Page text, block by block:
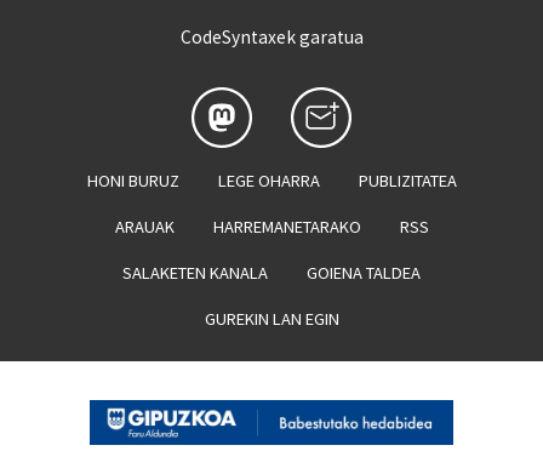
CodeSyntaxek garatua
HONI BURUZ LEGE OHARRA PUBLIZITATEA
ARAUAK HARREMANETARAKO RSS
SALAKETEN KANALA GOIENA TALDEA
GUREKIN LAN EGIN